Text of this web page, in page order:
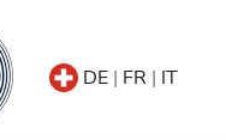
DE | FR | IT